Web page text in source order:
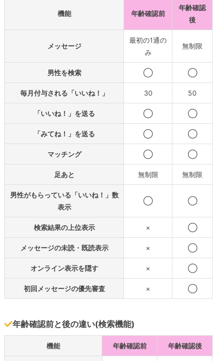
機能 年齢確認前
年齢確認
後
メッセージ
最初の1通の
み
無制限
男性を検索 ◯ ◯
毎月付与される「いいね！」 30 50
「いいね！」を送る ◯ ◯
「みてね！」を送る ◯ ◯
マッチング ◯ ◯
足あと 無制限 無制限
男性がもらっている「いいね！」数
表示
◯ ◯
検索結果の上位表示 × ◯
メッセージの未読・既読表示 × ◯
オンライン表示を隠す × ◯
初回メッセージの優先審査 × ◯
年齢確認前と後の違い(検索機能)
機能 年齢確認前 年齢確認後